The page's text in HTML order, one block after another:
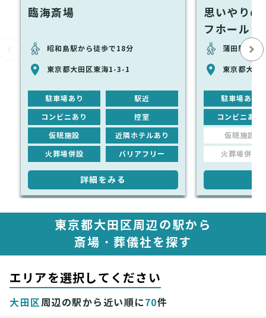
臨海斎場
昭和島駅から徒歩で18分
東京都大田区東海1-3-1
駐車場あり 駅近
コンビニあり 控室
仮眠施設 近隣ホテルあり
火葬場併設 バリアフリー
詳細をみる
思いやりの
フホール
蒲田駅から
東京都大田
駐車場あり
コンビニあり
仮眠施設
火葬場併設
東京都大田区周辺の駅から
斎場・葬儀社を探す
エリアを選択してください
大田区周辺の駅から近い順に70件